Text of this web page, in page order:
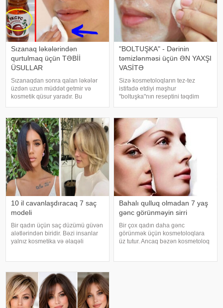
Sızanaq ləkələrindən
qurtulmaq üçün TƏBİİ
ÜSULLAR
Sızanaqdan sonra qalan ləkələr
üzdən uzun müddət getmir və
kosmetik qüsur yaradır. Bu
Xiyar hamar dəriyə sahib olmaq
üçün ən rahat vasitələrdən biridir
"BOLTUŞKA" - Dərinin
təmizlənməsi üçün ƏN YAXŞI
VASİTƏ
Sizə kosmetoloqların tez-tez
istifadə etdiyi məşhur
"boltuşka"nın reseptini təqdim
effektlidir. Boltuşkanın reseptləri
çoxdur, sizi bu reseptlərdən biri il
10 il cavanlaşdıracaq 7 saç
modeli
Bir qadın üçün saç düzümü güvən
alətlərindən biridir. Bəzi insanlar
yalnız kosmetika və əlaqəli
deyirlər ki, düzgün saç düzüm
Bahalı qulluq olmadan 7 yaş
gənc görünməyin sirri
Bir çox qadın daha gənc
görünmək üçün kosmetoloqlara
üz tutur. Ancaq bəzən kosmetoloq